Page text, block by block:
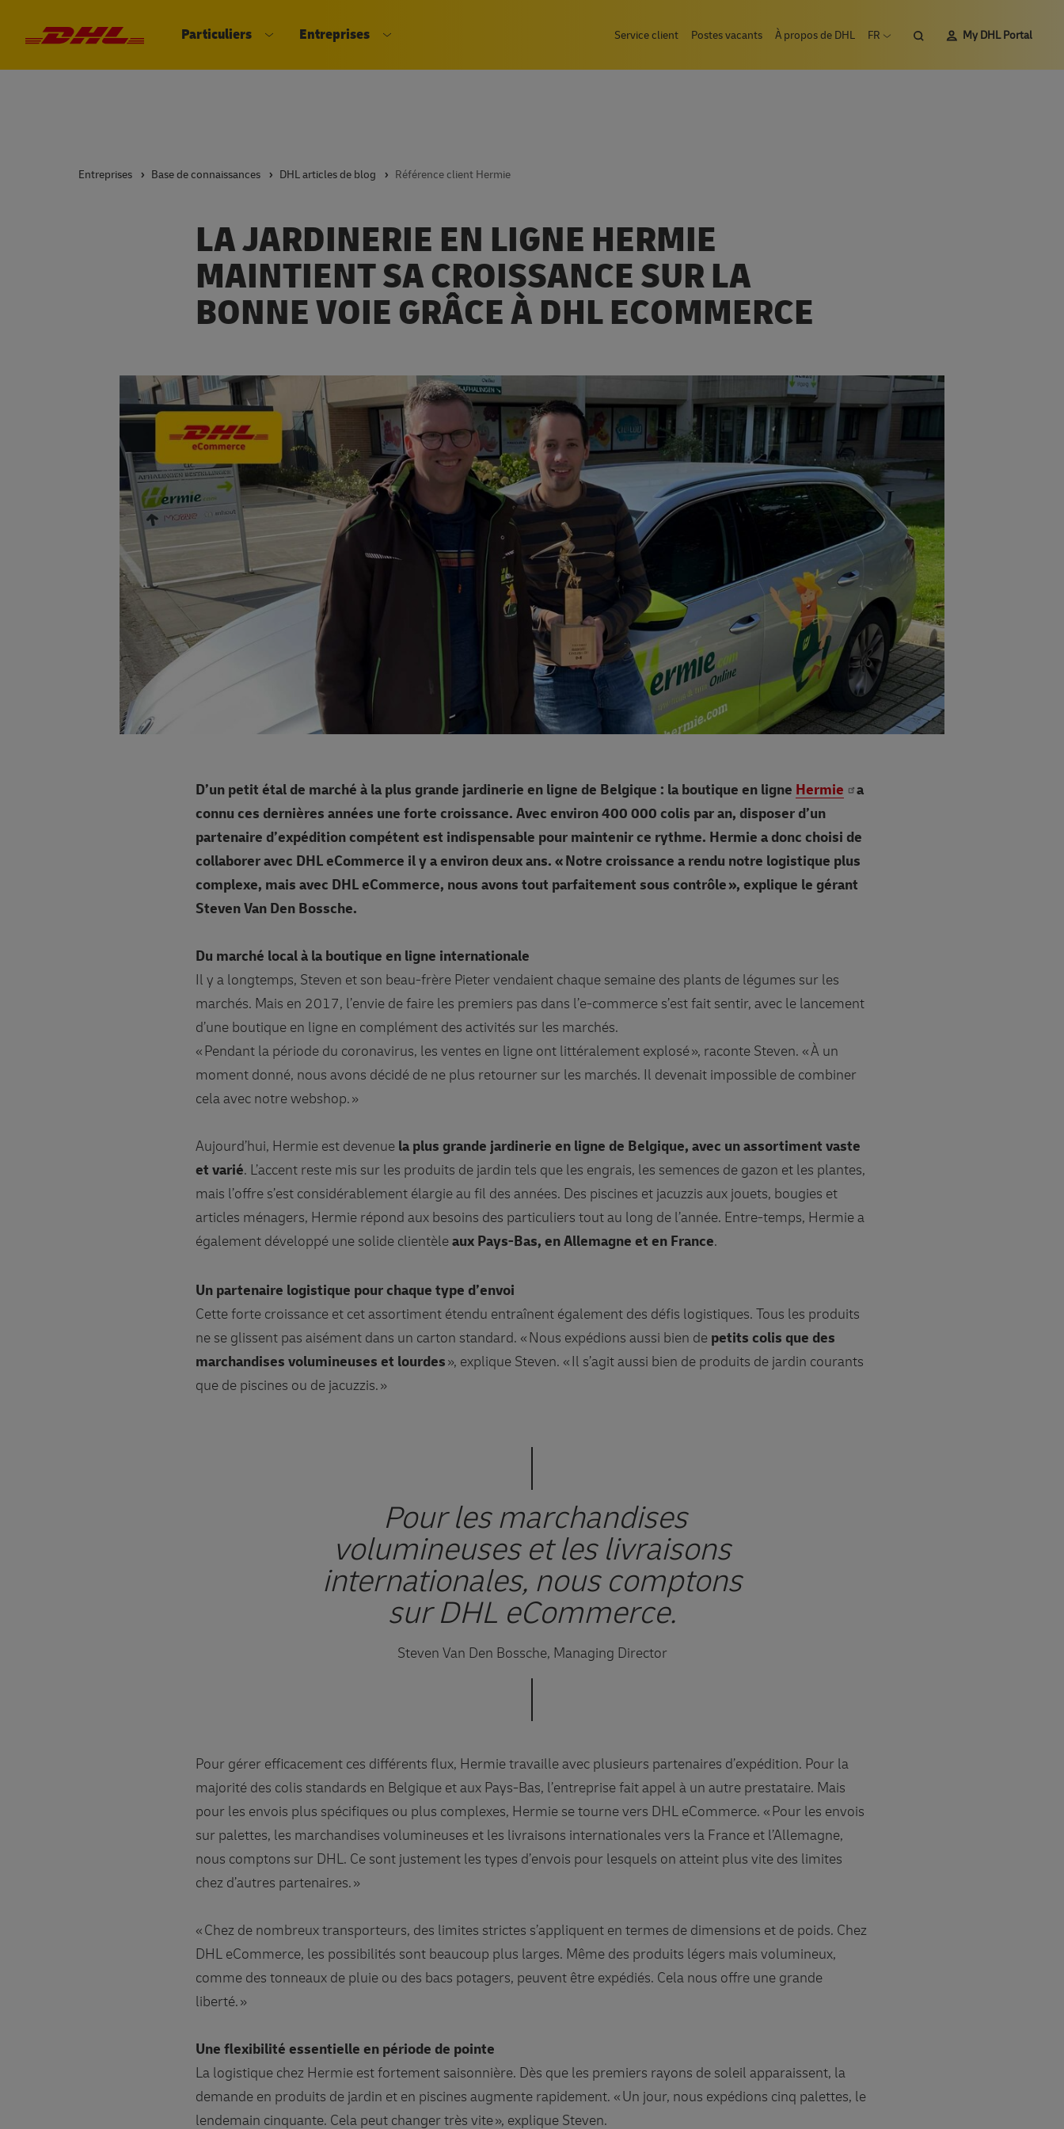
DHL eCommerce, aller à la page d'accueil
Particuliers
Entreprises
Service client Postes vacants À propos de DHL
FR
RechercherMy DHL Portal
Entreprises Base de connaissances DHL articles de blog Référence client Hermie
LA JARDINERIE EN LIGNE HERMIE
MAINTIENT SA CROISSANCE SUR LA
BONNE VOIE GRÂCE À DHL ECOMMERCE
D’un petit étal de marché à la plus grande jardinerie en ligne de Belgique : la boutique en ligne Hermie
a
connu ces dernières années une forte croissance. Avec environ 400 000 colis par an, disposer d’un
partenaire d’expédition compétent est indispensable pour maintenir ce rythme. Hermie a donc choisi de
collaborer avec DHL eCommerce il y a environ deux ans. « Notre croissance a rendu notre logistique plus
complexe, mais avec DHL eCommerce, nous avons tout parfaitement sous contrôle », explique le gérant
Steven Van Den Bossche.
Du marché local à la boutique en ligne internationale
Il y a longtemps, Steven et son beau-frère Pieter vendaient chaque semaine des plants de légumes sur les
marchés. Mais en 2017, l’envie de faire les premiers pas dans l’e-commerce s’est fait sentir, avec le lancement
d’une boutique en ligne en complément des activités sur les marchés.
« Pendant la période du coronavirus, les ventes en ligne ont littéralement explosé », raconte Steven. « À un
moment donné, nous avons décidé de ne plus retourner sur les marchés. Il devenait impossible de combiner
cela avec notre webshop. »
Aujourd’hui, Hermie est devenue la plus grande jardinerie en ligne de Belgique, avec un assortiment vaste
et varié. L’accent reste mis sur les produits de jardin tels que les engrais, les semences de gazon et les plantes,
mais l’offre s’est considérablement élargie au fil des années. Des piscines et jacuzzis aux jouets, bougies et
articles ménagers, Hermie répond aux besoins des particuliers tout au long de l’année. Entre-temps, Hermie a
également développé une solide clientèleaux Pays-Bas, en Allemagne et en France.
Un partenaire logistique pour chaque type d’envoi
Cette forte croissance et cet assortiment étendu entraînent également des défis logistiques. Tous les produits
ne se glissent pas aisément dans un carton standard. « Nous expédions aussi bien de petits colis que des
marchandises volumineuses et lourdes», explique Steven. « Il s’agit aussi bien de produits de jardin courants
que de piscines ou de jacuzzis. »
Pour les marchandises
volumineuses et les livraisons
internationales, nous comptons
sur DHL eCommerce.
Steven Van Den Bossche, Managing Director
Pour gérer efficacement ces différents flux, Hermie travaille avec plusieurs partenaires d’expédition. Pour la
majorité des colis standards en Belgique et aux Pays-Bas, l’entreprise fait appel à un autre prestataire. Mais
pour les envois plus spécifiques ou plus complexes, Hermie se tourne vers DHL eCommerce. « Pour les envois
sur palettes, les marchandises volumineuses et les livraisons internationales vers la France et l’Allemagne,
nous comptons sur DHL. Ce sont justement les types d’envois pour lesquels on atteint plus vite des limites
chez d’autres partenaires. »
« Chez de nombreux transporteurs, des limites strictes s’appliquent en termes de dimensions et de poids. Chez
DHL eCommerce, les possibilités sont beaucoup plus larges. Même des produits légers mais volumineux,
comme des tonneaux de pluie ou des bacs potagers, peuvent être expédiés. Cela nous offre une grande
liberté. »
Une flexibilité essentielle en période de pointe
La logistique chez Hermie est fortement saisonnière. Dès que les premiers rayons de soleil apparaissent, la
demande en produits de jardin et en piscines augmente rapidement. « Un jour, nous expédions cinq palettes, le
lendemain cinquante. Cela peut changer très vite », explique Steven.